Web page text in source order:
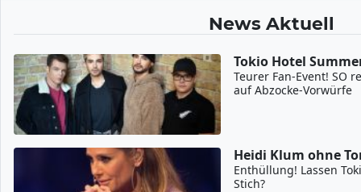
News Aktuell
Tokio Hotel
Teurer Fan-Event! SO
auf Abzocke-Vorwürfe
Heidi Klum ohne
Enthüllung! Lassen
Stich?